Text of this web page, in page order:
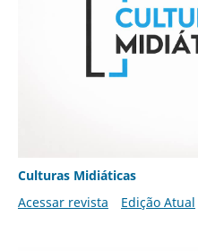
Culturas Midiáticas
Acessar revista
Edição Atual